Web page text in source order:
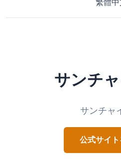
繁體中
サンチ
サンチャ
公式サイト